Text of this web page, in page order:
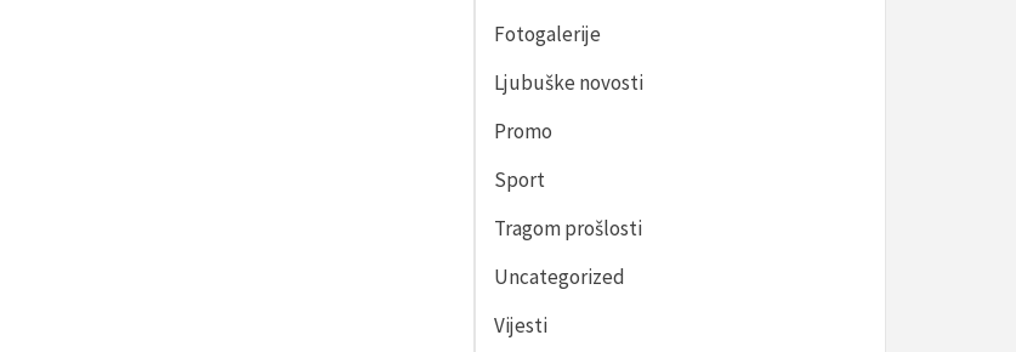
Fotogalerije
Ljubuške novosti
Promo
Sport
Tragom prošlosti
Uncategorized
Vijesti